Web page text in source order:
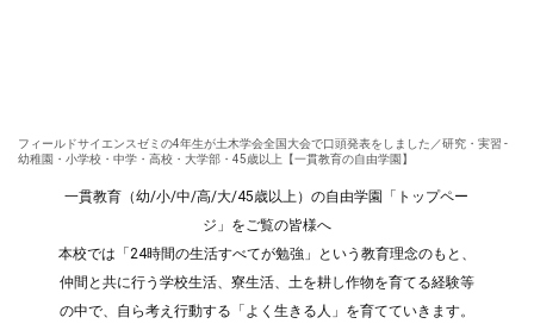
フィールドサイエンスゼミの4年生が土木学会全国大会で口頭発表をしました／研究・実習 -
幼稚園・小学校・中学・高校・大学部・45歳以上【一貫教育の自由学園】
一貫教育（幼/小/中/高/大/45歳以上）の自由学園「トップペー
ジ」をご覧の皆様へ
本校では「24時間の生活すべてが勉強」という教育理念のもと、
仲間と共に行う学校生活、寮生活、土を耕し作物を育てる経験等
の中で、自ら考え行動する「よく生きる人」を育てていきます。